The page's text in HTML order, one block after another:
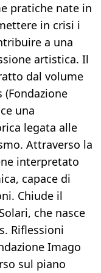
pratiche nate in
in crisi i
a una
artistica. Il
dal volume
una
legata alle
Attraverso la
interpretato
capace di
Chiude il
che nasce
Riflessioni
Imago
sul piano